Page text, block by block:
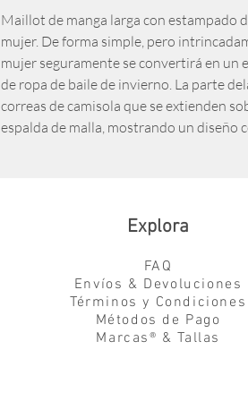
Maillot de manga larga con estampado
mujer. De forma simple, pero
mujer seguramente se convertirá en un
de ropa de baile de invierno. La parte
correas de camisola que se extienden
espalda de malla, mostrando un diseño
Explora
FAQ
Envíos & Devoluciones
Términos y Condiciones
Métodos de Pago
Marcas® & Tallas